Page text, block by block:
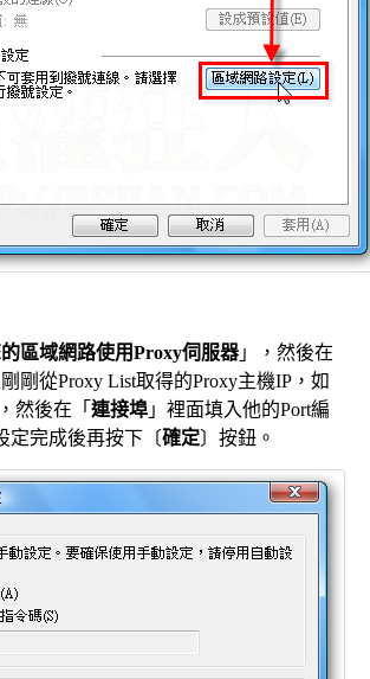
區域網路使用Proxy伺服器 」，然後在
剛從Proxy List取得的Proxy主機IP，如
然後在「 連接埠 」裡面填入他的Port編
定完成後再按下〔確定〕按鈕。